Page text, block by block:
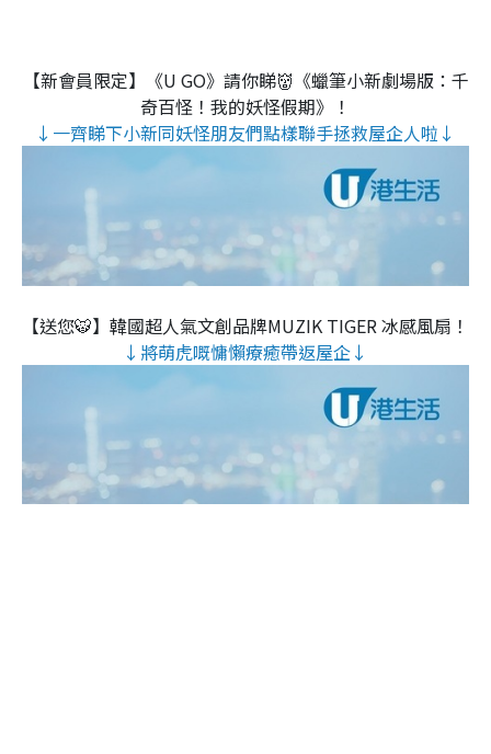
【新會員限定】《U GO》請你睇👹《蠟筆小新劇場版：千
奇百怪！我的妖怪假期》！
↓一齊睇下小新同妖怪朋友們點樣聯手拯救屋企人啦↓
【送您🐯】韓國超人氣文創品牌MUZIK TIGER 冰感風扇！
↓將萌虎嘅慵懶療癒帶返屋企↓